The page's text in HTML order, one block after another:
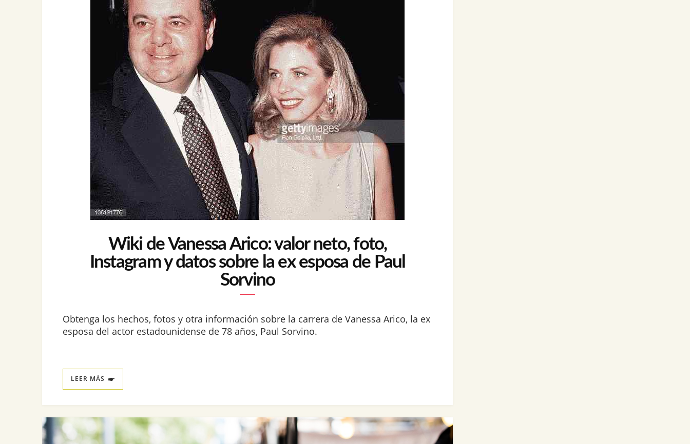
Wiki de Vanessa Arico: valor neto, foto,
Instagram y datos sobre la ex esposa de Paul
Sorvino
Obtenga los hechos, fotos y otra información sobre la carrera de Vanessa Arico, la ex
esposa del actor estadounidense de 78 años, Paul Sorvino.
LEER MÁS